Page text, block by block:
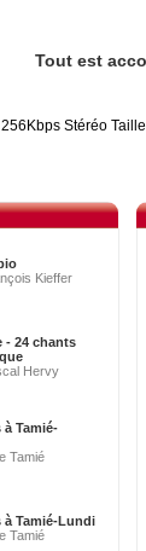
Tout est
Stéréo
Kieffer
- 24 chants
Hervy
Tamié-
Tamié
Tamié-Lundi
Tamié